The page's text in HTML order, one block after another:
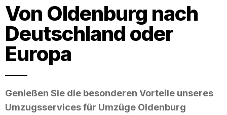
Von Oldenburg nach
Deutschland oder
Europa
Genießen Sie die besonderen Vorteile unseres
Umzugsservices für Umzüge Oldenburg